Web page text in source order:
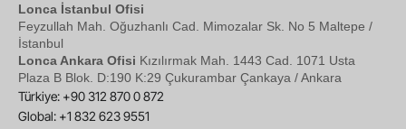
Lonca İstanbul Ofisi
Feyzullah Mah. Oğuzhanlı Cad. Mimozalar Sk. No 5 Maltepe /
İstanbul
Lonca Ankara Ofisi Kızılırmak Mah. 1443 Cad. 1071 Usta
Plaza B Blok. D:190 K:29 Çukurambar Çankaya / Ankara
Türkiye: +90 312 870 0 872
Global: +1 832 623 9551